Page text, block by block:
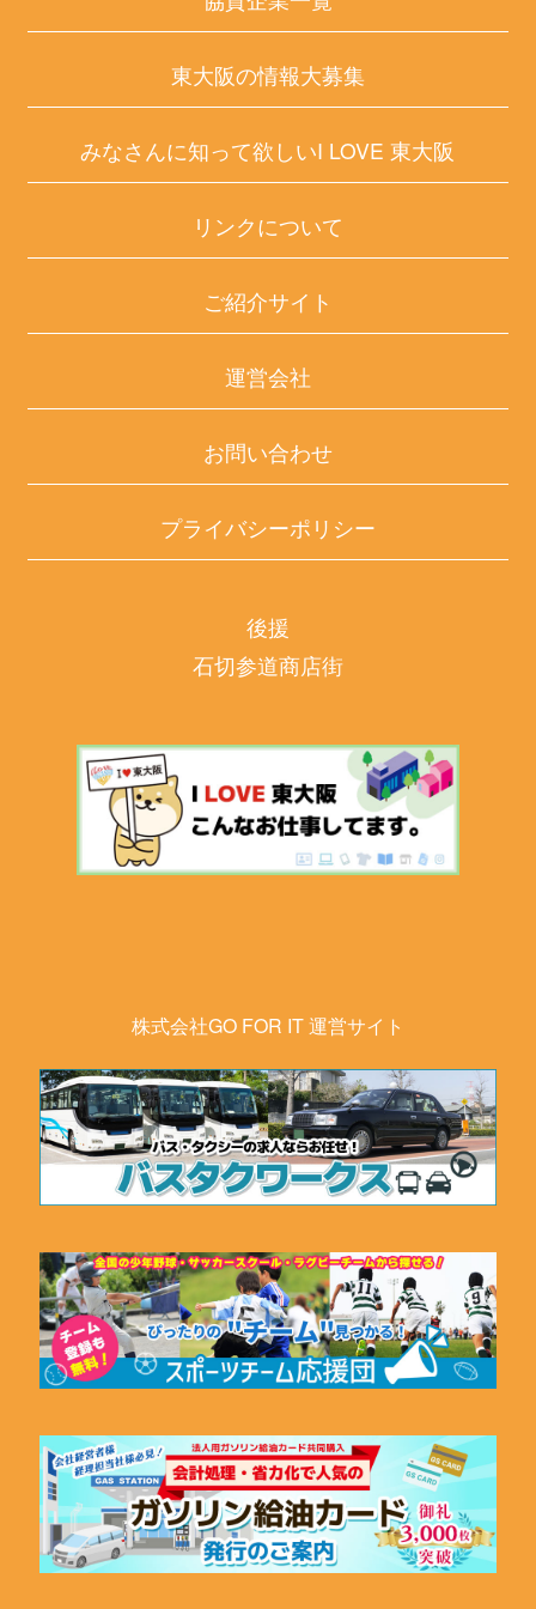
東大阪の情報大募集
みなさんに知って欲しいI LOVE 東大阪
リンクについて
ご紹介サイト
運営会社
お問い合わせ
プライバシーポリシー
後援
石切参道商店街
株式会社GO FOR IT 運営サイト